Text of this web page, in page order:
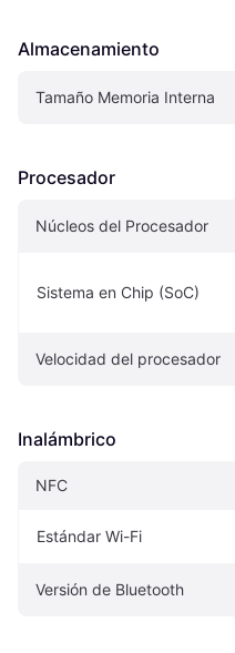
Almacenamiento
Tamaño Memoria Interna
Procesador
Núcleos del Procesador
Sistema en Chip (SoC)
Velocidad del procesador
Inalámbrico
NFC
Estándar Wi-Fi
Versión de Bluetooth